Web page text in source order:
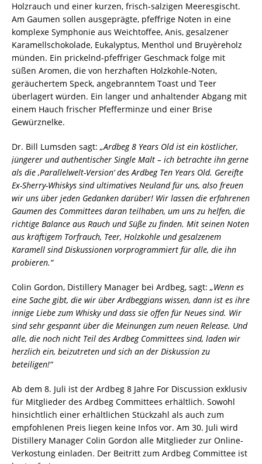
Holzrauch und einer kurzen, frisch-salzigen Meeresgischt.
Am Gaumen sollen ausgeprägte, pfeffrige Noten in eine
komplexe Symphonie aus Weichtoffee, Anis, gesalzener
Karamellschokolade, Eukalyptus, Menthol und Bruyèreholz
münden. Ein prickelnd-pfeffriger Geschmack folge mit
süßen Aromen, die von herzhaften Holzkohle-Noten,
geräuchertem Speck, angebranntem Toast und Teer
überlagert würden. Ein langer und anhaltender Abgang mit
einem Hauch frischer Pfefferminze und einer Brise
Gewürznelke.
Dr. Bill Lumsden sagt: „Ardbeg 8 Years Old ist ein köstlicher,
jüngerer und authentischer Single Malt – ich betrachte ihn gerne
als die ‚Parallelwelt-Version‘ des Ardbeg Ten Years Old. Gereifte
Ex-Sherry-Whiskys sind ultimatives Neuland für uns, also freuen
wir uns über jeden Gedanken darüber! Wir lassen die erfahrenen
Gaumen des Committees daran teilhaben, um uns zu helfen, die
richtige Balance aus Rauch und Süße zu finden. Mit seinen Noten
aus kräftigem Torfrauch, Teer, Holzkohle und gesalzenem
Karamell sind Diskussionen vorprogrammiert für alle, die ihn
probieren.“
Colin Gordon, Distillery Manager bei Ardbeg, sagt: „Wenn es
eine Sache gibt, die wir über Ardbeggians wissen, dann ist es ihre
innige Liebe zum Whisky und dass sie offen für Neues sind. Wir
sind sehr gespannt über die Meinungen zum neuen Release. Und
alle, die noch nicht Teil des Ardbeg Committees sind, laden wir
herzlich ein, beizutreten und sich an der Diskussion zu
beteiligen!“
Ab dem 8. Juli ist der Ardbeg 8 Jahre For Discussion exklusiv
für Mitglieder des Ardbeg Committees erhältlich. Sowohl
hinsichtlich einer erhältlichen Stückzahl als auch zum
empfohlenen Preis liegen keine Infos vor. Am 30. Juli wird
Distillery Manager Colin Gordon alle Mitglieder zur Online-
Verkostung einladen. Der Beitritt zum Ardbeg Committee ist